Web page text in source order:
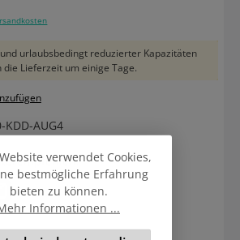
urlaubsbedingt reduzierter Kapazitäten
Lieferzeit um einige Tage.
KDD-AUG4
verwendet Cookies,
bestmögliche Erfahrung
bieten zu können.
Informationen ...